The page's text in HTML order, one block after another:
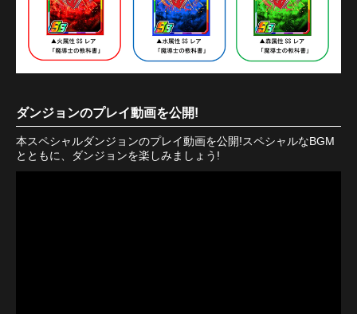
ダンジョンのプレイ動画を公開!
本スペシャルダンジョンのプレイ動画を公開!スペシャルなBGM
とともに、ダンジョンを楽しみましょう!